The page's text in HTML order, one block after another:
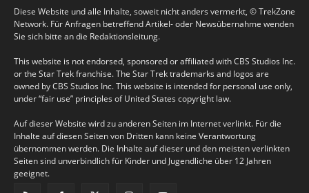
Diese Website und alle Inhalte, soweit nicht anders vermerkt, © TrekZone
Network. Für Anfragen betreffend Artikel- oder Newsübernahme wenden
Sie sich bitte an die Redaktionsleitung.
This website is not endorsed, sponsored or affiliated with CBS Studios Inc.
or the Star Trek franchise. The Star Trek trademarks and logos are
owned by CBS Studios Inc. This website is intended for personal use only,
under “fair use” principles of United States copyright law.
Auf dieser Website wird zu anderen Seiten im Internet verlinkt. Für die
Inhalte auf diesen Seiten von Dritten kann keine Verantwortung
übernommen werden. Die Inhalte auf dieser und den meisten verlinkten
Seiten sind unverbindlich für Kinder und Jugendliche über 12 Jahren
geeignet.